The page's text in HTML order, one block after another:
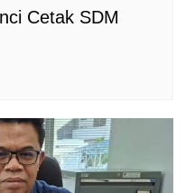
Cetak SDM